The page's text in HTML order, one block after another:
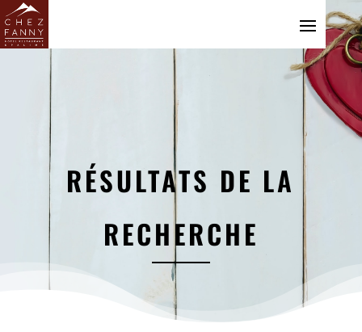
RÉSULTATS DE LA
RECHERCHE